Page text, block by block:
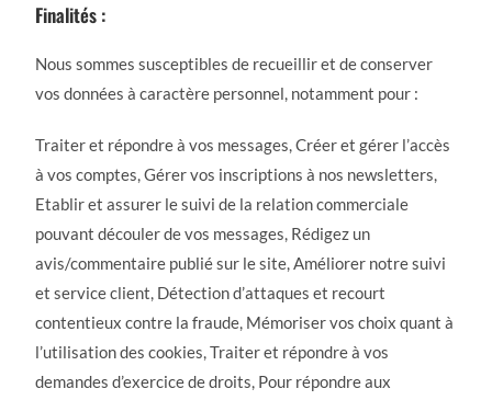
Finalités :
Nous sommes susceptibles de recueillir et de conserver
vos données à caractère personnel, notamment pour :
Traiter et répondre à vos messages, Créer et gérer l’accès
à vos comptes, Gérer vos inscriptions à nos newsletters,
Etablir et assurer le suivi de la relation commerciale
pouvant découler de vos messages, Rédigez un
avis/commentaire publié sur le site, Améliorer notre suivi
et service client, Détection d’attaques et recourt
contentieux contre la fraude, Mémoriser vos choix quant à
l’utilisation des cookies, Traiter et répondre à vos
demandes d’exercice de droits, Pour répondre aux